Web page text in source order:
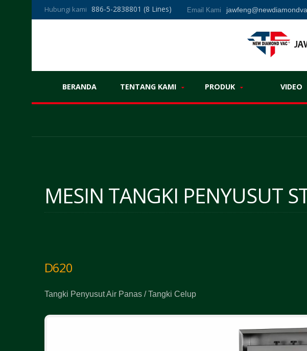
Hubungi kami 886-5-2838801 (8 Lines) Email Kami
BERANDA TENTANG KAMI PRODUK VIDEO
MESIN TANGKI PENYUSUT
D620
Tangki Penyusut Air Panas / Tangki Celup